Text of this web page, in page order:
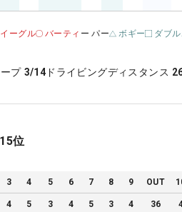
イーグル バーティ ー パー ボギー ダブ
プ 3/14 ドライビングディスタンス
15位
3 4 5 6 7 8 9 OUT
4 5 3 4 5 3 4 36